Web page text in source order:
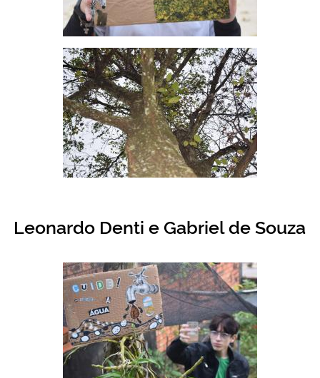
Leonardo Denti e Gabriel de Souza